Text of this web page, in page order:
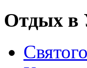
Отдых в